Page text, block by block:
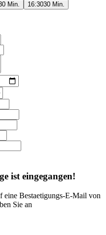
Min. 16:3030 Min.
ist eingegangen!
eine Bestaetigungs-E-Mail von
Sie an